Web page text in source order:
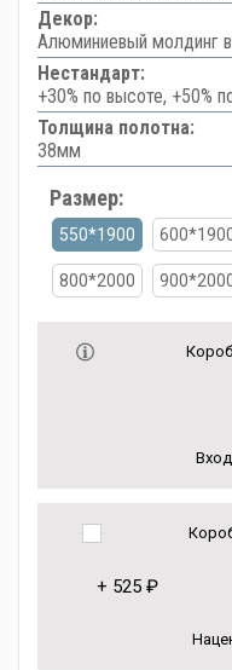
Декор:
Алюминиевый молдинг
Нестандарт:
+30% по высоте, +50%
Толщина полотна:
38мм
Размер:
550*1900
800*2000
+ 525 ₽